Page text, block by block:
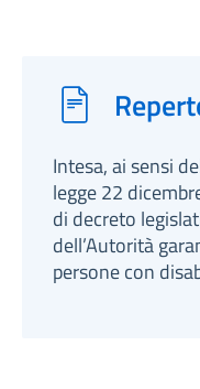
Intesa, ai sensi
legge 22
di decreto
dell’Autorità
persone con